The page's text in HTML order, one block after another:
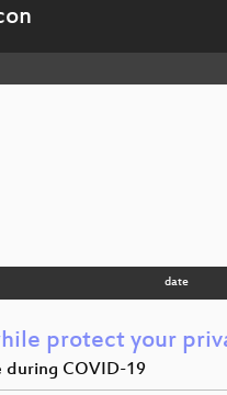
date
protect your
COVID-19